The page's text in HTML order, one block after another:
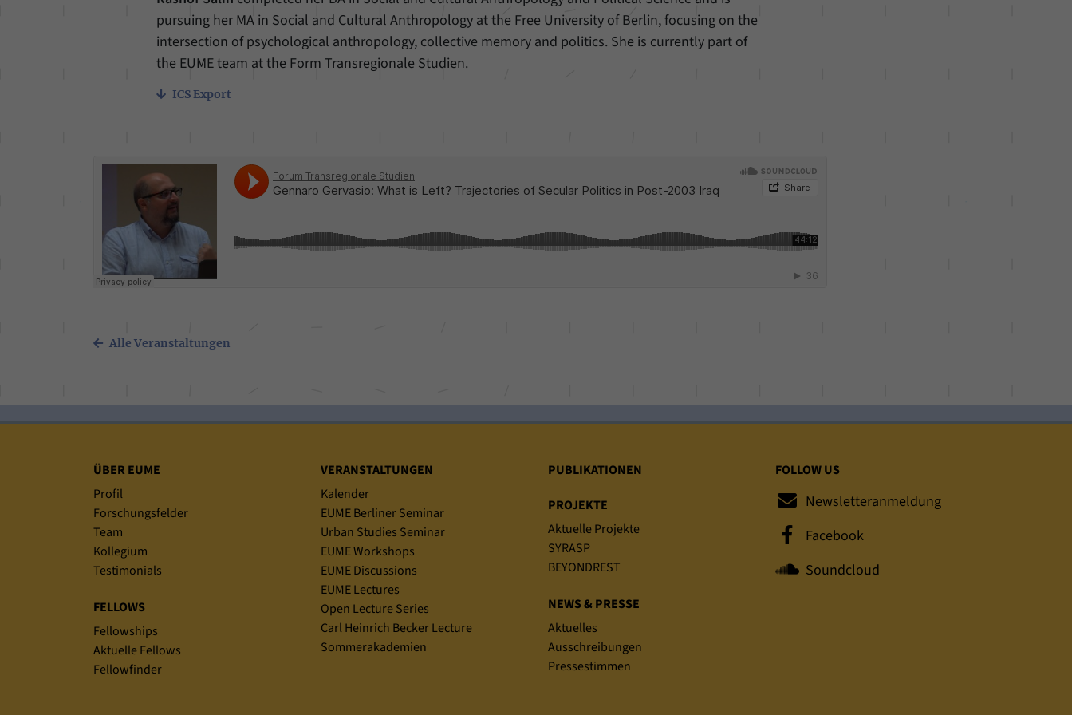
pursuing her MA in Social and Cultural Anthropology at the Free University of Berlin, focusing on the
intersection of psychological anthropology, collective memory and politics. She is currently part of
the EUME team at the Form Transregionale Studien.
ICS Export
Alle Veranstaltungen
Sitemap
ÜBER EUME
Profil
Forschungsfelder
Team
Kollegium
Testimonials
FELLOWS
Fellowships
Aktuelle Fellows
Fellowfinder
VERANSTALTUNGEN
Kalender
EUME Berliner Seminar
Urban Studies Seminar
EUME Workshops
EUME Discussions
EUME Lectures
Open Lecture Series
Carl Heinrich Becker Lecture
Sommerakademien
PUBLIKATIONEN
PROJEKTE
Aktuelle Projekte
SYRASP
BEYONDREST
NEWS & PRESSE
Aktuelles
Ausschreibungen
Pressestimmen
FOLLOW US
Newsletteranmeldung
Facebook
Soundcloud